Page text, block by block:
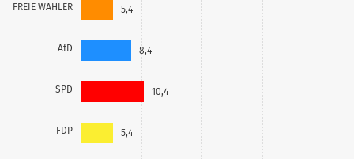
FREIE WÄHLER
AfD
SPD
FDP
5,4
8,4
10,4
5,4